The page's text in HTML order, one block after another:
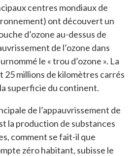
centres mondiaux de
ont découvert un
d’ozone au-dessus de
de l’ozone dans
le « trou d’ozone ». La
25 millions de kilomètres carrés
superficie du continent.
de l’appauvrissement de
la production de substances
comment se fait-il que
zéro habitant, subisse le